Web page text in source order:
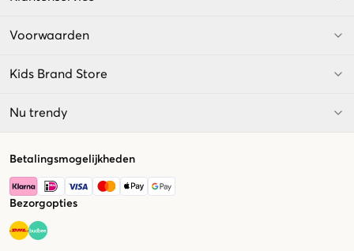
Voorwaarden
Kids Brand Store
Nu trendy
Betalingsmogelijkheden
Bezorgopties